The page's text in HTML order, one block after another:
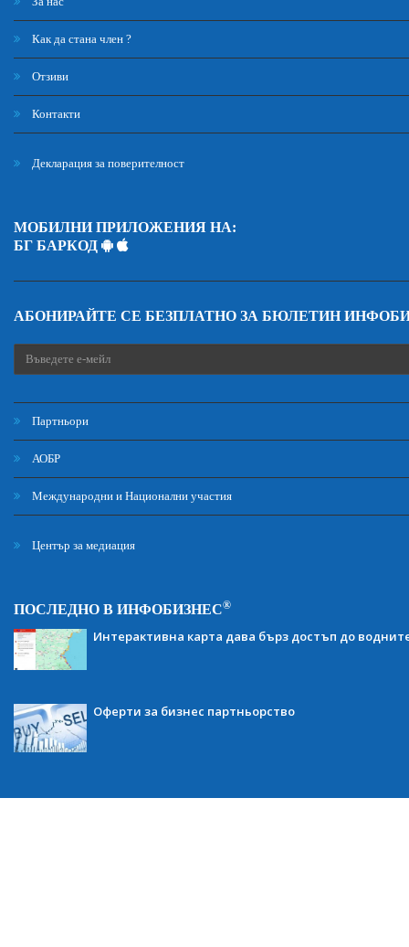
Как да стана член ?
Отзиви
Контакти
Декларация за поверителност
МОБИЛНИ ПРИЛОЖЕНИЯ НА:
БГ БАРКОД
АБОНИРАЙТЕ СЕ БЕЗПЛАТНО ЗА БЮЛЕТИН
Партньори
АОБР
Международни и Национални участия
Център за медиация
ПОСЛЕДНО В ИНФОБИЗНЕС®
Интерактивна карта дава бърз достъп до
Оферти за бизнес партньорство